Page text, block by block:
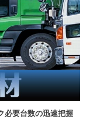
必要台数の迅速把握